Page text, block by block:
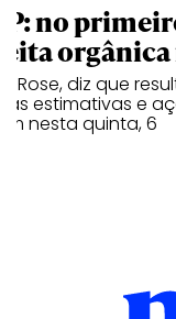
no
orgânica
Rose, diz que
as estimativas e
nesta quinta, 6